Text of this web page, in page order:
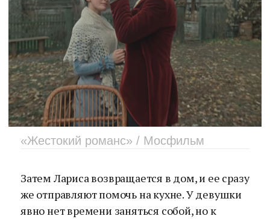
«Жестокий романс» / Мосфильм
Затем Лариса возвращается в дом, и ее сразу
же отправляют помочь на кухне. У девушки
явно нет времени заняться собой, но к